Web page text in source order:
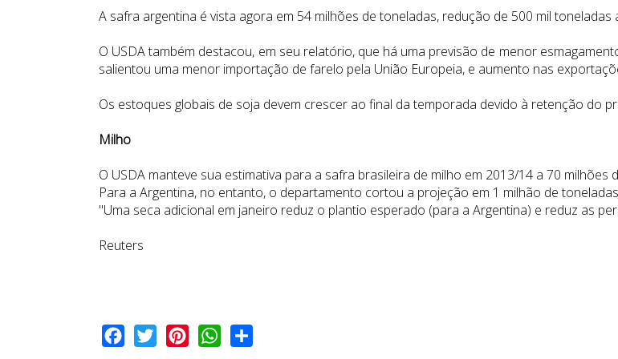
A safra argentina é vista agora em 54 milhões de toneladas, redução de 500 mil toneladas
O USDA também destacou, em seu relatório, que há uma previsão de menor
salientou uma menor importação de farelo pela União Europeia, e aumento nas
Os estoques globais de soja devem crescer ao final da temporada devido à retenção do
Milho
O USDA manteve sua estimativa para a safra brasileira de milho em 2013/14 a 70
Para a Argentina, no entanto, o departamento cortou a projeção em 1 milhão de
"Uma seca adicional em janeiro reduz o plantio esperado (para a Argentina) e reduz as
Reuters
Facebook
Twitter PinterestWhatsApp